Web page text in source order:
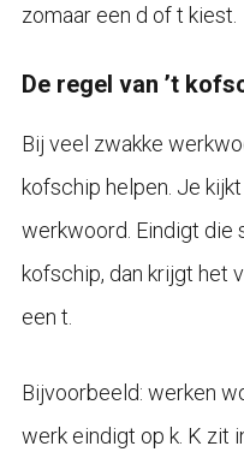
zomaar een d of t kiest.
De regel van ’t
Bij veel zwakke
kofschip helpen. Je
werkwoord. Eindigt die
kofschip, dan krijgt het
een t.
Bijvoorbeeld: werken
werk eindigt op k. K zit